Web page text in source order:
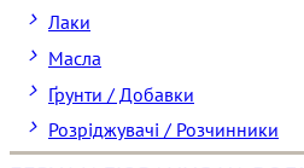
Лаки
Масла
Ґрунти / Добавки
Розріджувачі / Розчинники